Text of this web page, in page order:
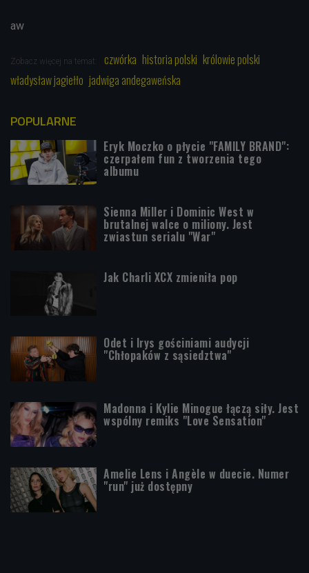
aw
Zobacz więcej na temat: czwórka historia polski królowie polski
władysław jagiełło jadwiga andegaweńska
POPULARNE
Eryk Moczko o płycie "FAMILY BRAND":
czerpałem fun z tworzenia tego
albumu
Sienna Miller i Dominic West w
brutalnej walce o miliony. Jest
zwiastun serialu "War"
Jak Charli XCX zmieniła pop
Odet i Irys gościniami audycji
"Chłopaków z sąsiedztwa"
Madonna i Kylie Minogue łączą siły. Jest
wspólny remiks "Love Sensation"
Amelie Lens i Angèle w duecie. Numer
"run" już dostępny